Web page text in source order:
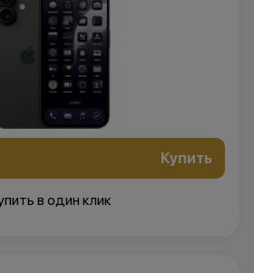
Купить
в один клик